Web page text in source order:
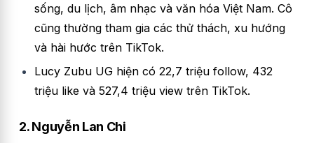
sống, du lịch, âm nhạc và văn hóa Việt Nam. Cô
cũng thường tham gia các thử thách, xu hướng
và hài hước trên TikTok.
Lucy Zubu UG hiện có 22,7 triệu follow, 432
triệu like và 527,4 triệu view trên TikTok.
2. Nguyễn Lan Chi